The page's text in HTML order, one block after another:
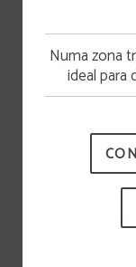
A
Numa zona
ideal para